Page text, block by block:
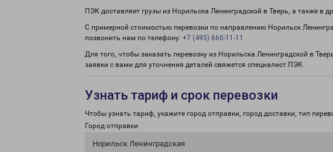
ПЭК доставляет грузы из Норильска Ленинградской в Тверь, а также в
С примерной стоимостью перевозки по направлению Норильск
позвонить нам по телефону: +7 (495) 660-11-11 .
Для того, чтобы заказать перевозку из Норильска Ленинградской в
заявки с вами для уточнения деталей свяжется специалист ПЭК.
Узнать тариф и срок перевозки
Чтобы узнать тариф, укажите город отправки, город доставки, тип
Город отправки
Норильск Ленинградская